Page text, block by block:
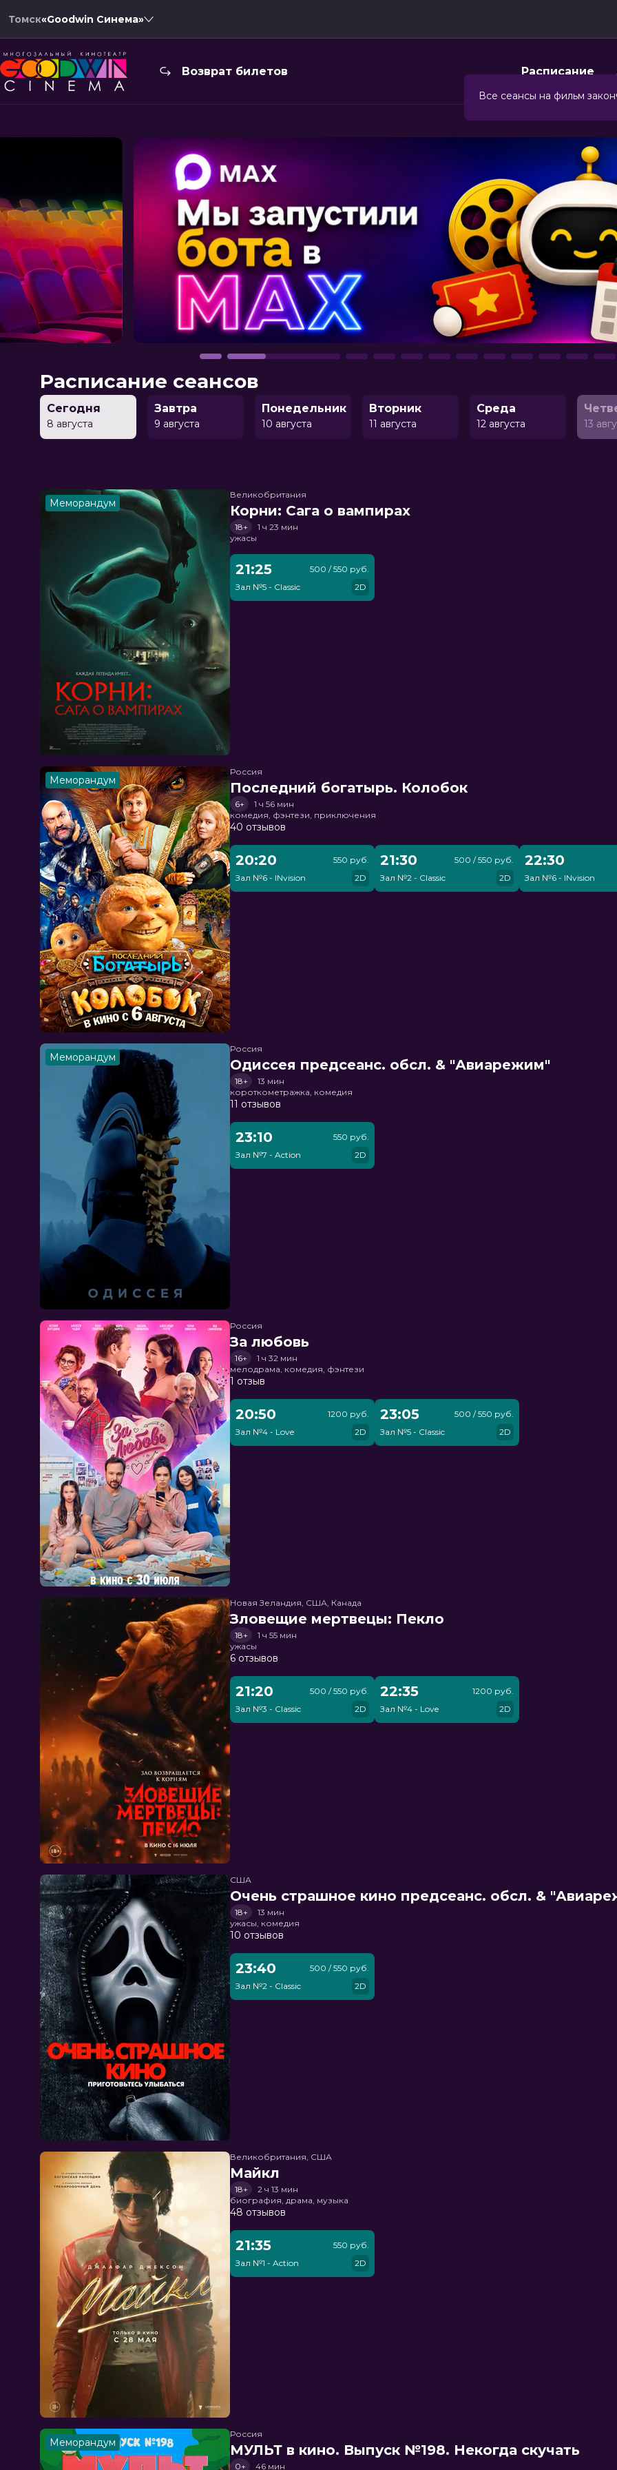
Томск«Goodwin Синема»
Возврат билетов Расписание
Расписание сеансов
Сегодня
8 августа
Завтра
9 августа
Понедельник
10 августа
Вторник
11 августа
Среда
12 августа 13
Меморандум
Великобритания
Корни: Сага о вампирах
18+
1 ч 23 мин
ужасы
21:25
Зал №5 - Classic
500 / 550 руб.
2D
Меморандум
Россия
Последний богатырь. Колобок
6+
1 ч 56 мин
комедия, фэнтези, приключения
40 отзывов
20:20
Зал №6 - INvision
550 руб.
2D
21:30
Зал №2 - Classic
500 / 550 руб.
2D
22:30
Зал №6 - INvision
Меморандум
Россия
Одиссея предсеанс. обсл. & "Авиарежим"
18+
13 мин
короткометражка, комедия
11 отзывов
23:10
Зал №7 - Action
550 руб.
2D
Россия
За любовь
16+
1 ч 32 мин
мелодрама, комедия, фэнтези
1 отзыв
20:50
Зал №4 - Love
1200 руб.
2D
23:05
Зал №5 - Classic
500 / 550 руб.
2D
Новая Зеландия, США, Канада
Зловещие мертвецы: Пекло
18+
1 ч 55 мин
ужасы
6 отзывов
21:20
Зал №3 - Classic
500 / 550 руб.
2D
22:35
Зал №4 - Love
1200 руб.
2D
США
Очень страшное кино предсеанс. обсл. &
18+
13 мин
ужасы, комедия
10 отзывов
23:40
Зал №2 - Classic
500 / 550 руб.
2D
Великобритания, США
Майкл
18+
2 ч 13 мин
биография, драма, музыка
48 отзывов
21:35
Зал №1 - Action
550 руб.
2D
Меморандум
Россия
МУЛЬТ в кино. Выпуск №198. Некогда скучать
0+ 46 мин
Все сеансы на фильм